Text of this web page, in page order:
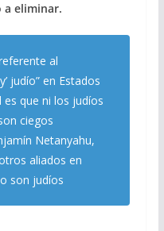
a eliminar.
al
judío” en Estados
es que ni los judíos
ciegos
Netanyahu,
aliados en
son judíos